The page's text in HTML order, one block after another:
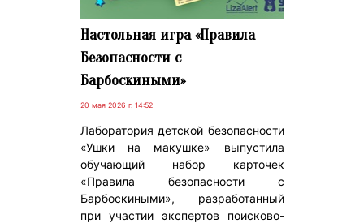
Настольная игра «Правила
Безопасности с
Барбоскиными»
20 мая 2026 г. 14:52
Лаборатория детской безопасности
«Ушки на макушке» выпустила
обучающий набор карточек
«Правила безопасности с
Барбоскиными», разработанный
при участии экспертов поисково-